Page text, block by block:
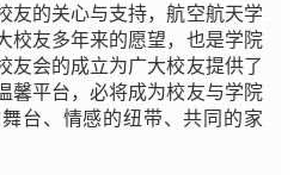
友的关心与支持，航空航天学
校友多年来的愿望，也是学院
友会的成立为广大校友提供了
馨平台，必将成为校友与学院
台、情感的纽带、共同的家